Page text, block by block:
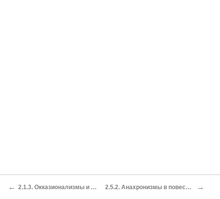
← 2.1.3. Окказионализмы и потенциальные слова (к вопросу о разграничении) 2.5.2. Анахронизмы в повестях братьях Стругацких, относящихся к игровому типу →